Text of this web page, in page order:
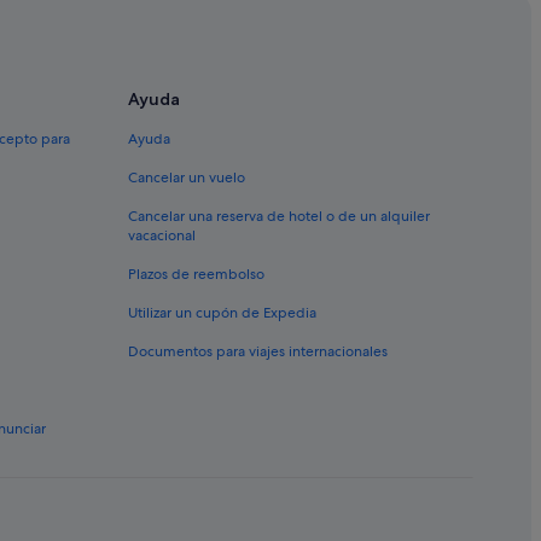
Umbría
Celestino Mutis
para
Ayuda
Ayuda
Cancelar un vuelo
Cancelar una reserva de hotel o de un alquiler
vacacional
Plazos de reembolso
Utilizar un cupón de Expedia
Documentos para viajes internacionales